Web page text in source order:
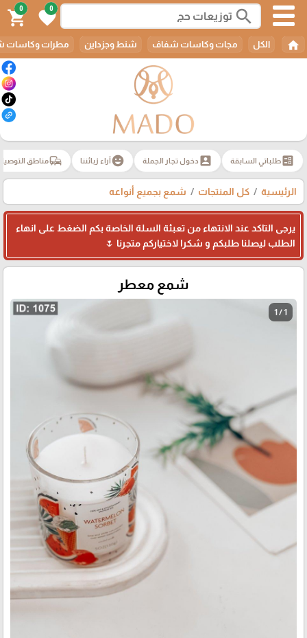
search
0
favorite
0
shopping_cart
home الكل مجات وكاسات شفاف شنط وجزداين مطرات وكاسات
ballotطلباتي السابقة account_box دخول تجار الجملة emoji_emotionsآراء زبائننا commuteمناطق
الرئيسية كل المنتجات شمع بجميع أنواعه
يرجى التاكد عند الانتهاء من تعبئة السلة الخاصة بكم الضغط على انهاء
الطلب ليصلنا طلبكم و شكرا لاختياركم متجرنا 🌷
شمع معطر
1 / 1